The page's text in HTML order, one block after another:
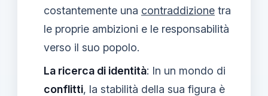
costantemente una contraddizione tra
le proprie ambizioni e le responsabilità
verso il suo popolo.
La ricerca di identità: In un mondo di
conflitti, la stabilità della sua figura è